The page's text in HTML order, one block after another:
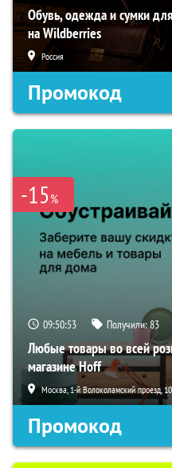
Обувь, одежда и сумки
на Wildberries
Россия
Промокод
-15%
09:50:52 Получили:83
Любые товары во всей
магазине Hoff
Москва, 1-й Волоколамский проезд,
Промокод